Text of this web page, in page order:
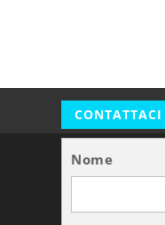
CONTATTACI
Nome